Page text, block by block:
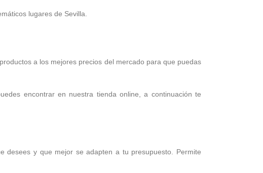
lugares de Sevilla.
a los mejores precios del mercado para que puedas
encontrar en nuestra tienda online, a continuación te
desees y que mejor se adapten a tu presupuesto. Permite